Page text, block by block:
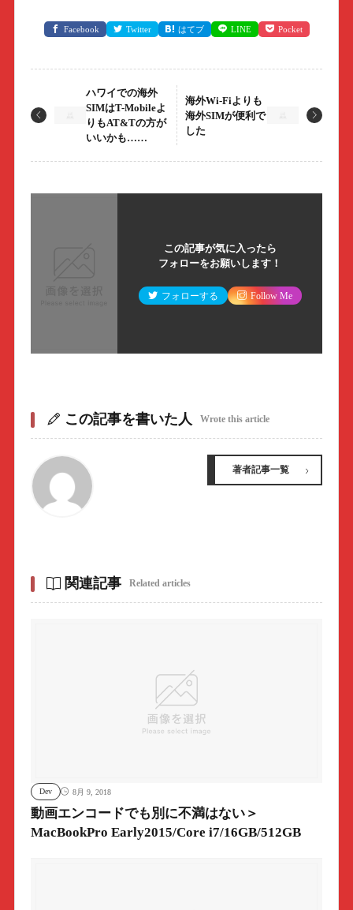
Facebook Twitter はてブ LINE Pocket
ハワイでの海外
SIMはT-Mobileよ
りもAT&Tの方が
いいかも……
海外Wi-Fiよりも
海外SIMが便利で
した
この記事が気に入ったら
フォローをお願いします！
フォローする Follow Me
この記事を書いた人 Wrote this article
著者記事一覧
関連記事 Related articles
Dev 8月 9, 2018
動画エンコードでも別に不満はない＞
MacBookPro Early2015/Core i7/16GB/512GB